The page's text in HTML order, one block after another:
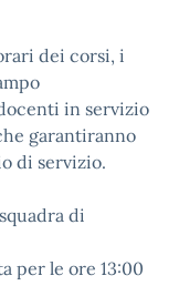
dei corsi, i
in servizio
garantiranno
di servizio.
di
per le ore 13:00